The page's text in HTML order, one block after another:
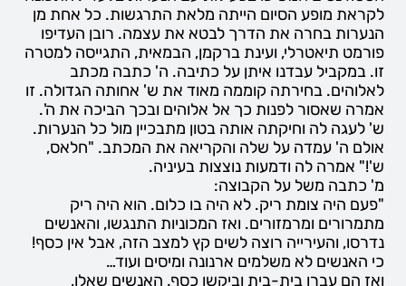
לקראת מופע הסיום הייתה מלאת התרגשות. כל אחת מן
הנערות בחרה את הדרך לבטא את עצמה. רובן העדיפו
פורמט תיאטרלי, ועינת ברקמן, הבמאית, התגייסה למטרה
זו. במקביל עבדנו איתן על כתיבה. ה' כתבה מכתב
לאלוהים. בחירתה קוממה מאוד את ש' אחותה הגדולה. זו
אמרה שאסור לפנות כך אל אלוהים ובכך הביכה את ה'.
ש' לעגה לה וחיקתה אותה בטון מתבכיין מול כל הנערות.
אולם ה' עמדה על שלה והקריאה את המכתב. "חלאס,
ש'!" אמרה לה ודמעות נוצצות בעיניה.
מ' כתבה משל על הקבוצה:
"פעם היה צומת ריק. לא היה בו כלום. הוא היה ריק
מתמרורים ומרמזורים. ואז המכוניות התנגשו, והאנשים
נדרסו, והעירייה רוצה לשים קץ למצב הזה, אבל אין כסף!
כי האנשים לא משלמים ארנונה ומיסים ועוד…
ואז הם עברו בית-בית וביקשו כסף. האנשים שאלו,